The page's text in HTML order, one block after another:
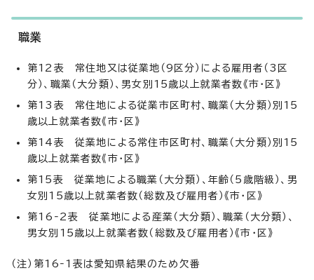
職業
第12表 常住地又は従業地（9区分）による雇用者（3区
分）、職業（大分類）、男女別15歳以上就業者数《市・区》
第13表 常住地による従業市区町村、職業（大分類）別15
歳以上就業者数《市・区》
第14表 従業地による常住市区町村、職業（大分類）別15
歳以上就業者数《市・区》
第15表 従業地による職業（大分類）、年齢（5歳階級）、男
女別15歳以上就業者数（総数及び雇用者）《市・区》
第16‐2表 従業地による産業（大分類）、職業（大分類）、
男女別15歳以上就業者数（総数及び雇用者）《市・区》
（注）第16‐1表は愛知県結果のため欠番